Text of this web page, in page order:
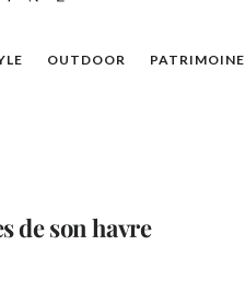
OUTDOOR PATRIMOINE
de son havre